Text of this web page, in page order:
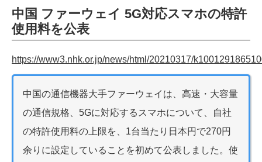
中国 ファーウェイ 5G対応スマホの特許
使用料を公表
https://www3.nhk.or.jp/news/html/20210317/
中国の通信機器大手ファーウェイは、高速・大容量
の通信規格、5Gに対応するスマホについて、自社
の特許使用料の上限を、1台当たり日本円で270円
余りに設定していることを初めて公表しました。使